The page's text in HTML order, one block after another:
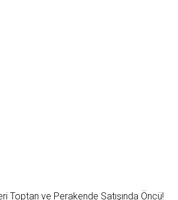
Toptan ve Perakende Satışında Öncü!